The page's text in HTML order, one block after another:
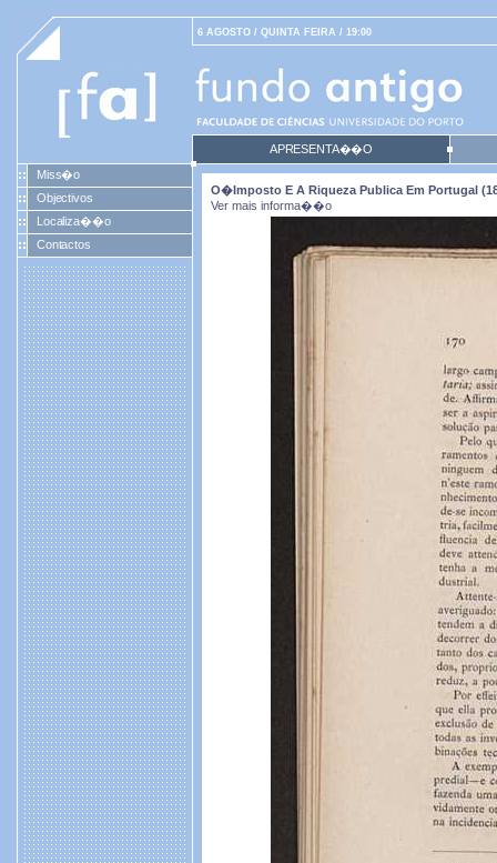
6 AGOSTO / QUINTA FEIRA / 19:00
APRESENTA��O
Miss�o
Objectivos
Localiza��o
Contactos
O�imposto E A Riqueza Publica Em Portugal
Ver mais informa��o